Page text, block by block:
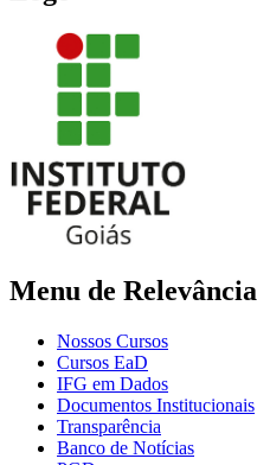
Menu de Relevância
Nossos Cursos
Cursos EaD
IFG em Dados
Documentos Institucionais
Transparência
Banco de Notícias